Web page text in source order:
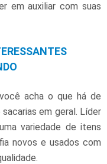
em auxiliar com suas
acha o que há de
em geral. Líder
variedade de itens
novos e usados com